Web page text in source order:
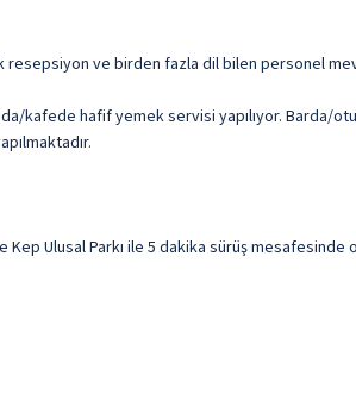
resepsiyon ve birden fazla dil bilen personel
kafede hafif yemek servisi yapılıyor. Barda/
Ulusal Parkı ile 5 dakika sürüş